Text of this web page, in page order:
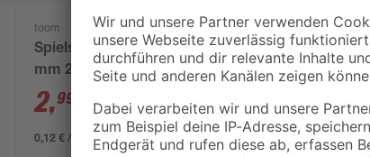
toom
Spielsand beige 0-2
mm 25 kg
2,99 3,29 €
0,12 € / Kilogramm
B1
Rindenmulch 0-40
mm 40 l
3, €
0,10 € / Liter